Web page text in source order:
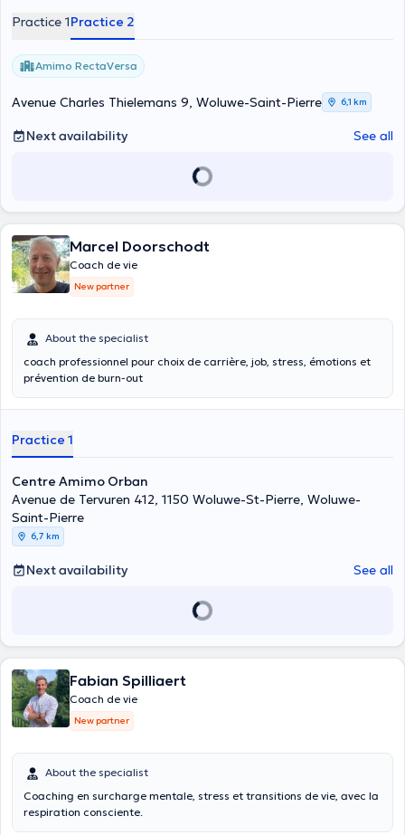
Practice 1Practice 2
Amimo RectaVersa
Avenue Charles Thielemans 9, Woluwe-Saint-Pierre 6,1 km
Next availability See all
Marcel Doorschodt
Coach de vie
New partner
About the specialist
coach professionnel pour choix de carrière, job, stress, émotions et
prévention de burn-out
Practice 1
Centre Amimo Orban
Avenue de Tervuren 412, 1150 Woluwe-St-Pierre, Woluwe-
Saint-Pierre
6,7 km
Next availability See all
Fabian Spilliaert
Coach de vie
New partner
About the specialist
Coaching en surcharge mentale, stress et transitions de vie, avec la
respiration consciente.